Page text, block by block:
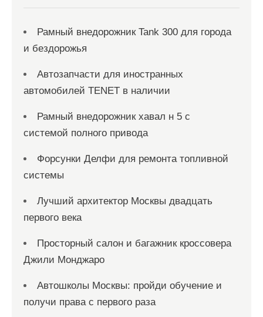
Рамный внедорожник Tank 300 для города
и бездорожья
Автозапчасти для иностранных
автомобилей TENET в наличии
Рамный внедорожник хавал н 5 с
системой полного привода
Форсунки Делфи для ремонта топливной
системы
Лучший архитектор Москвы двадцать
первого века
Просторный салон и багажник кроссовера
Джили Монджаро
Автошколы Москвы: пройди обучение и
получи права с первого раза